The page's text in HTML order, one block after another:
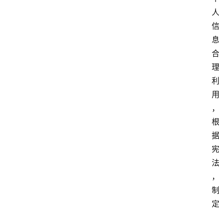
人
信
息
合
理
利
用
，
根
据
宪
法
，
制
定